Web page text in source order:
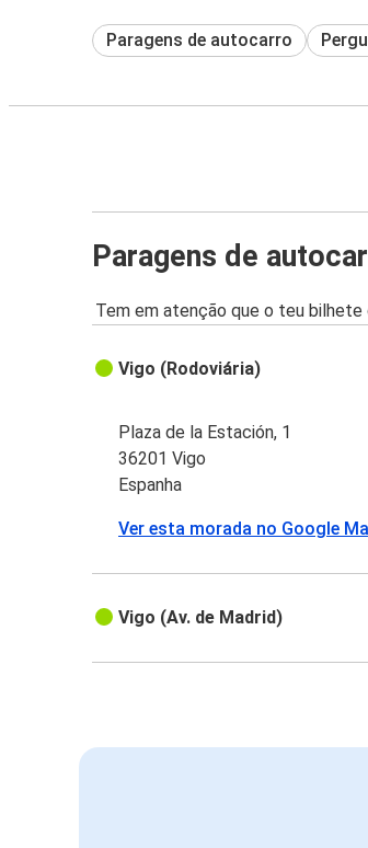
Paragens de autocarro
Paragens de
Tem em atenção que o teu
Vigo (Rodoviária)
Plaza de la Estación, 1
36201 Vigo
Espanha
Ver esta morada no Google
Vigo (Av. de Madrid)